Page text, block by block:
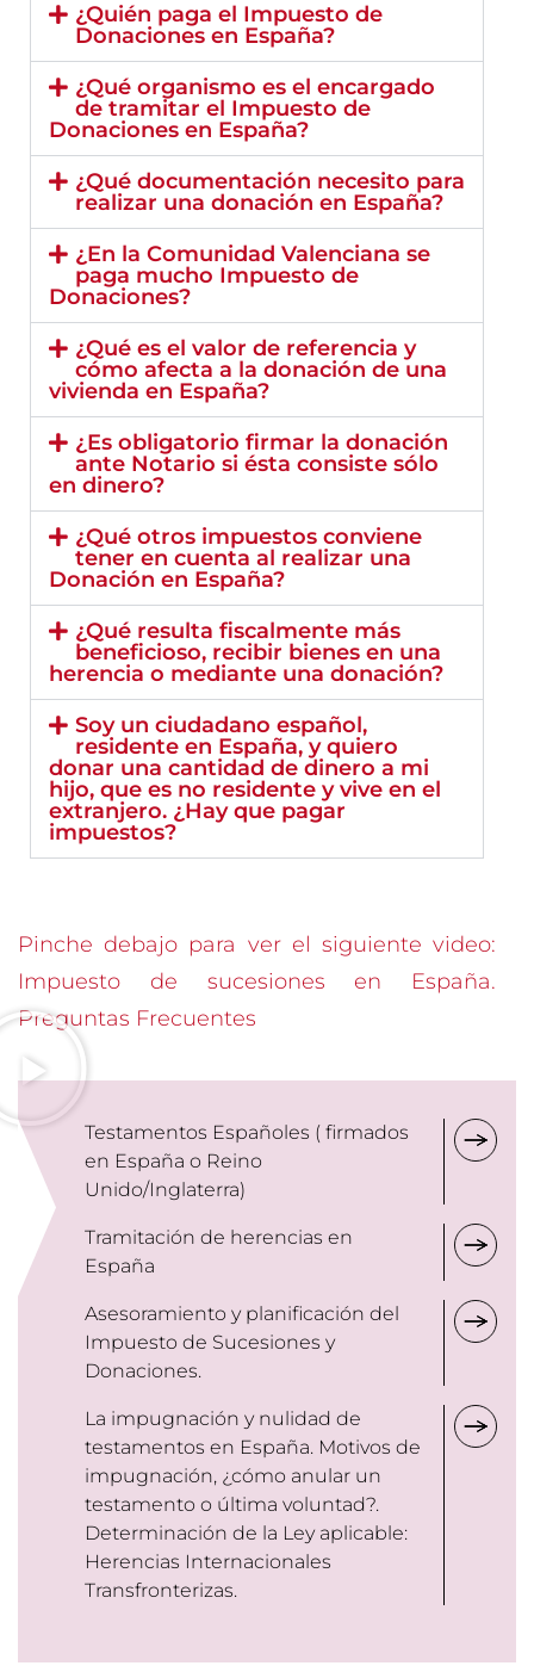
¿Quién paga el Impuesto de
Donaciones en España?
¿Qué organismo es el encargado
de tramitar el Impuesto de
Donaciones en España?
¿Qué documentación necesito para
realizar una donación en España?
¿En la Comunidad Valenciana se
paga mucho Impuesto de
Donaciones?
¿Qué es el valor de referencia y
cómo afecta a la donación de una
vivienda en España?
¿Es obligatorio firmar la donación
ante Notario si ésta consiste sólo
en dinero?
¿Qué otros impuestos conviene
tener en cuenta al realizar una
Donación en España?
¿Qué resulta fiscalmente más
beneficioso, recibir bienes en una
herencia o mediante una donación?
Soy un ciudadano español,
residente en España, y quiero
donar una cantidad de dinero a mi
hijo, que es no residente y vive en el
extranjero. ¿Hay que pagar
impuestos?
Pinche debajo para ver el siguiente video:
Impuesto de sucesiones en España.
Preguntas Frecuentes
Testamentos Españoles ( firmados
en España o Reino
Unido/Inglaterra)
Tramitación de herencias en
España
Asesoramiento y planificación del
Impuesto de Sucesiones y
Donaciones.
La impugnación y nulidad de
testamentos en España. Motivos de
impugnación, ¿cómo anular un
testamento o última voluntad?.
Determinación de la Ley aplicable:
Herencias Internacionales
Transfronterizas.